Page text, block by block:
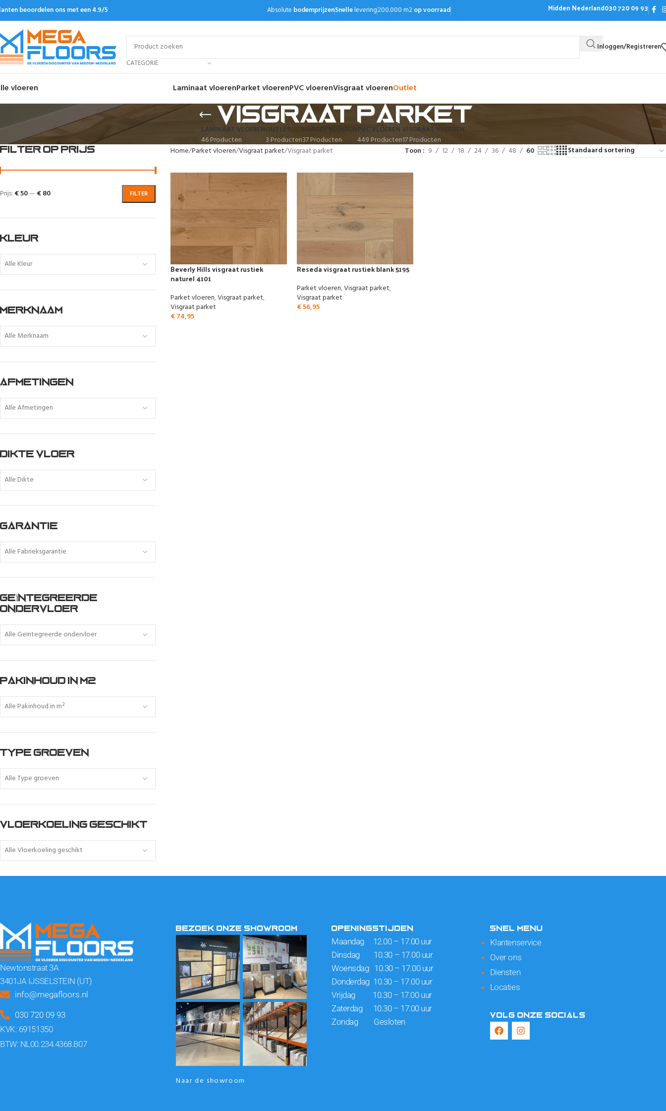
beoordelen ons met een 4.9/5 Absolute bodemprijzenSnellelevering200.000 m2op voorraad Midden Nederland030 720 09 93
CATEGORIE
Inloggen/Registreren
vloeren Laminaat vloerenParket vloerenPVC vloerenVisgraat vloerenOutlet
Visgraat parket
LAMINAAT VLOEREN
46 Producten
OUTLET
3 Producten
PARKET VLOEREN
37 Producten
PVC VLOEREN
449 Producten
VISGRAAT VLOEREN
17 Producten
FILTER OP PRIJS
FILTER
Prijs: € 50— € 80
KLEUR
Alle Kleur
MERKNAAM
Alle Merknaam
AFMETINGEN
Alle Afmetingen
DIKTE VLOER
Alle Dikte
GARANTIE
Alle Fabrieksgarantie
GEÏNTEGREERDE
ONDERVLOER
Alle Geïntegreerde ondervloer
PAKINHOUD IN M2
Alle Pakinhoud in m²
TYPE GROEVEN
Alle Type groeven
VLOERKOELING GESCHIKT
Alle Vloerkoeling geschikt
Home Parket vloeren Visgraat parket Visgraat parket Toon 9 12 18 24 36 48 60
Beverly Hills visgraat rustiek
naturel 4101
Parket vloeren,Visgraat parket,
Visgraat parket
€74,95
Reseda visgraat rustiek blank 5195
Parket vloeren,Visgraat parket,
Visgraat parket
€56,95
Newtonstraat 3A
3401JA IJSSELSTEIN (UT)
info@megafloors.nl
030 720 09 93
KVK: 69151350
BTW: NL00.234.4368.B07
BEZOEK ONZE SHOWROOM
Naar de showroom
OPENINGSTIJDEN
Maandag 12.00 – 17.00 uur
Dinsdag 10.30 – 17.00 uur
Woensdag 10.30 – 17.00 uur
Donderdag 10.30 – 17.00 uur
Vrijdag 10.30 – 17.00 uur
Zaterdag 10.30 – 17.00 uur
Zondag Gesloten
SNEL MENU
Klantenservice
Over ons
Diensten
Locaties
VOLG ONZE SOCIALS